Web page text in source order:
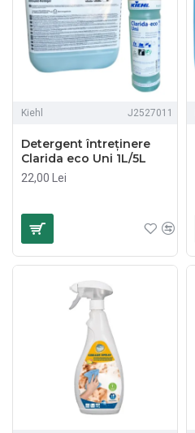
Kiehl J2527011
Detergent întreținere
Clarida eco Uni 1L/5L
22,00 Lei